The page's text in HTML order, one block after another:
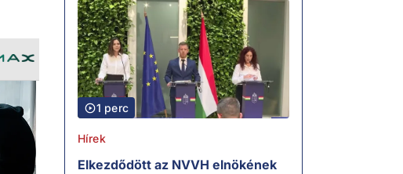
1 perc
Hírek
Elkezdődött az NVVH elnökének